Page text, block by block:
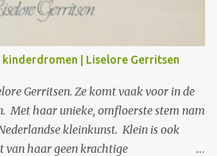
kinderdromen | Liselore Gerritsen
Gerritsen. Ze komt vaak voor in de
Met haar unieke, omfloerste stem nam
kleinkunst. Klein is ook
van haar geen krachtige